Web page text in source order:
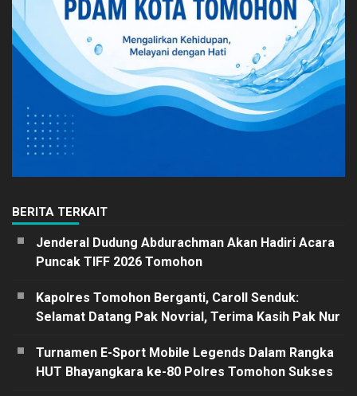
BERITA TERKAIT
Jenderal Dudung Abdurachman Akan Hadiri Acara
Puncak TIFF 2026 Tomohon
Kapolres Tomohon Berganti, Caroll Senduk:
Selamat Datang Pak Novrial, Terima Kasih Pak Nur
Turnamen E-Sport Mobile Legends Dalam Rangka
HUT Bhayangkara ke-80 Polres Tomohon Sukses